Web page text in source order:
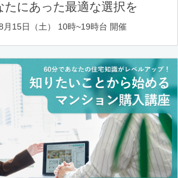
たにあった最適な選択を
月15日（土） 10時~19時台 開催